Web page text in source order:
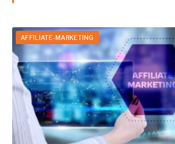
AFFILIATE-MARKETING